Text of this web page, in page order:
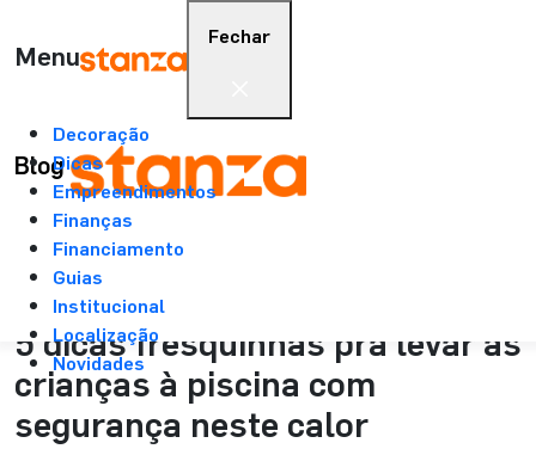
Blog
Menu
Fechar
Decoração
Dicas
Empreendimentos
Finanças
Financiamento
Guias
Institucional
Localização
Novidades
Stanza>Blog>Leitura
20/10/2021
Dicas
4 min.
5 dicas fresquinhas pra levar as
crianças à piscina com
segurança neste calor